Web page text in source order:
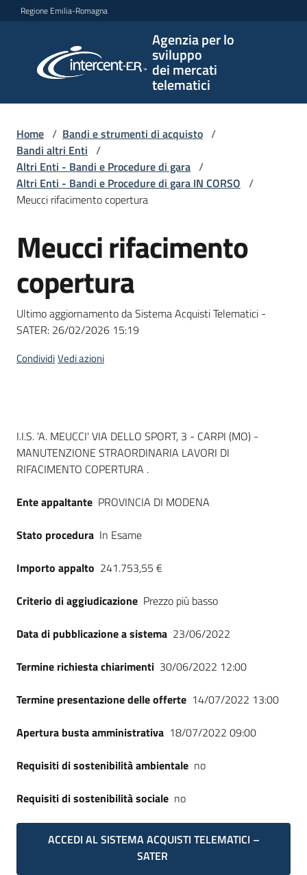
Vai al contenuto
Vai alla navigazione
Vai al footer
Regione Emilia-Romagna
Agenzia per lo
sviluppo
dei mercati
telematici
per lo
sviluppo
telematici
L'Agenzia
Bandi
strumenti
acquisto
telematiche
English
site
su
Home / Bandi e strumenti di acquisto /
Bandi altri Enti /
Altri Enti - Bandi e Procedure di gara /
Altri Enti - Bandi e Procedure di gara IN CORSO /
Meucci rifacimento copertura
Salta al contenuto
Meucci rifacimento
copertura
Ultimo aggiornamento da Sistema Acquisti Telematici -
SATER: 26/02/2026 15:19
CondividiVedi azioni
Dati del bando
I.I.S. 'A. MEUCCI' VIA DELLO SPORT, 3 - CARPI (MO) -
MANUTENZIONE STRAORDINARIA LAVORI DI
RIFACIMENTO COPERTURA .
Ente appaltante PROVINCIA DI MODENA
Stato procedura In Esame
Importo appalto 241.753,55 €
Criterio di aggiudicazione Prezzo più basso
Data di pubblicazione a sistema 23/06/2022
Termine richiesta chiarimenti 30/06/2022 12:00
Termine presentazione delle offerte 14/07/2022 13:00
Apertura busta amministrativa 18/07/2022 09:00
Requisiti di sostenibilità ambientale no
Requisiti di sostenibilità sociale no
ACCEDI AL SISTEMA ACQUISTI TELEMATICI –
SATER